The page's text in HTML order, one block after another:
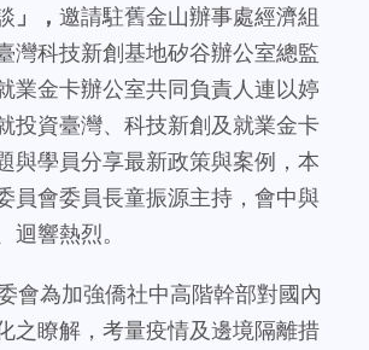
」， 邀請駐舊金山辦事處經濟組
灣科技新創基地矽谷辦公室總監
業金卡辦公室共同負責人連以婷
投資臺灣、科技新創及就業金卡
與學員分享最新政策與案例，本
員會委員長童振源主持，會中與
迴響熱烈。
會為加強僑社中高階幹部對國內
之瞭解，考量疫情及邊境隔離措